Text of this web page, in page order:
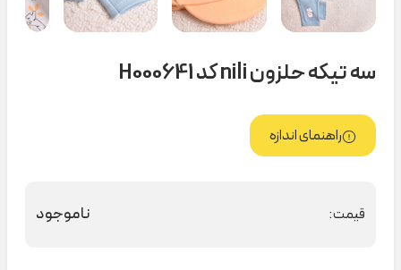
سه تیکه حلزون nili کد H000641
راهنمای اندازه
قیمت: ناموجود